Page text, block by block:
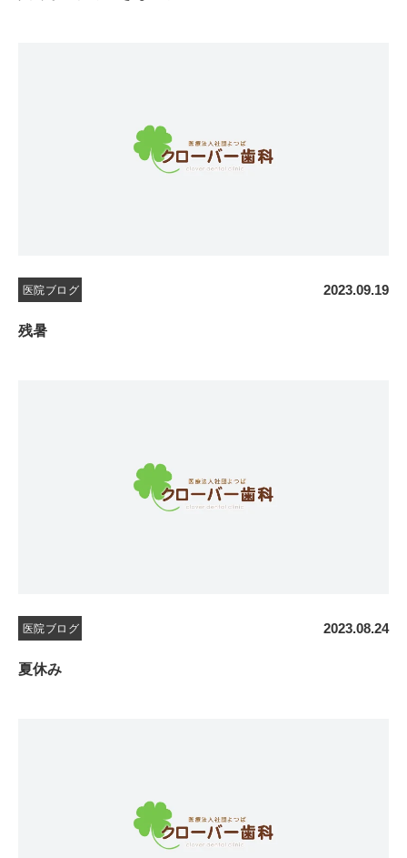
医院ブログ 2023.09.19
残暑
医院ブログ 2023.08.24
夏休み